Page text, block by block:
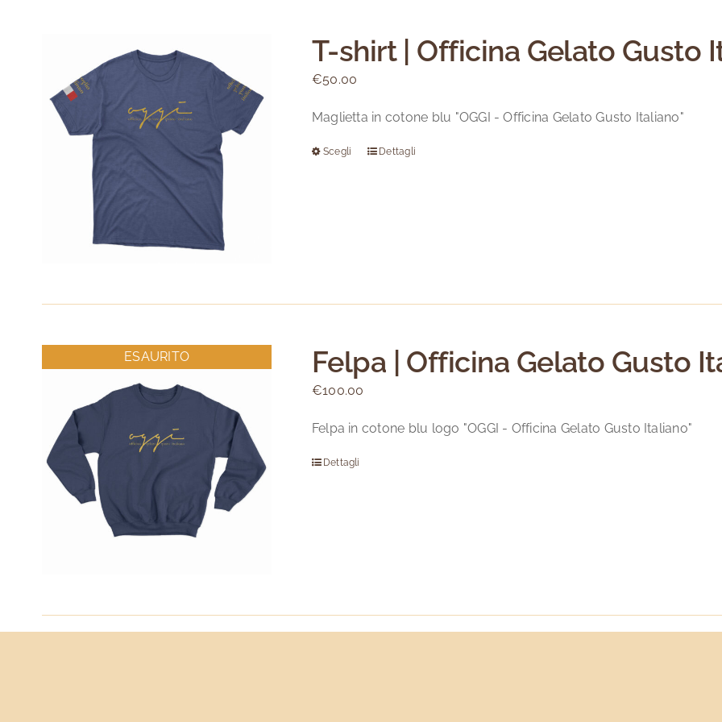
scelte
nella
prodotto
T-shirt | Officina Gelato Gusto
€50.00
Maglietta in cotone blu "OGGI - Officina Gelato Gusto Italiano"
Scegli
Questo
possono
scelte
nella
prodotto
Dettagli
ESAURITO Felpa | Officina Gelato Gusto
€100.00
Felpa in cotone blu logo "OGGI - Officina Gelato Gusto Italiano"
Dettagli